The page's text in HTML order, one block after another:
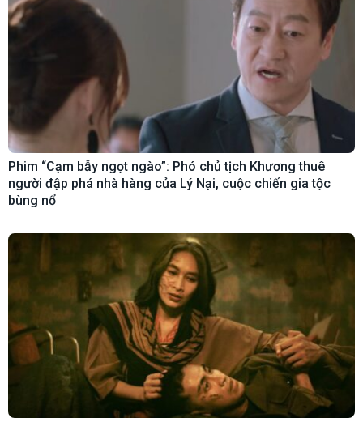
Phim “Cạm bẫy ngọt ngào”: Phó chủ tịch Khương thuê
người đập phá nhà hàng của Lý Nại, cuộc chiến gia tộc
bùng nổ